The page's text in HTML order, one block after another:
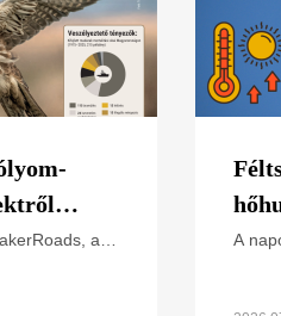
a
A